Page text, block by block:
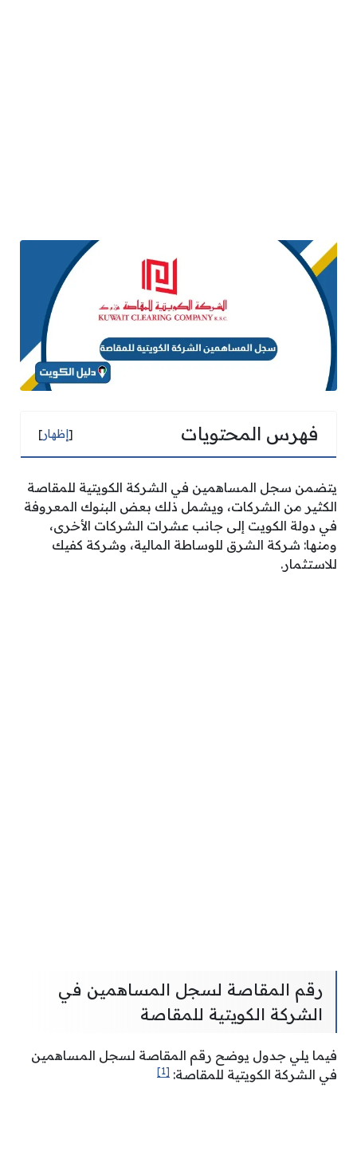
فهرس المحتويات [إظهار]
يتضمن سجل المساهمين في الشركة الكويتية للمقاصة
الكثير من الشركات، ويشمل ذلك بعض البنوك المعروفة
في دولة الكويت إلى جانب عشرات الشركات الأخرى،
ومنها: شركة الشرق للوساطة المالية، وشركة كفيك
للاستثمار.
رقم المقاصة لسجل المساهمين في
الشركة الكويتية للمقاصة
فيما يلي جدول يوضح رقم المقاصة لسجل المساهمين
في الشركة الكويتية للمقاصة: [1]